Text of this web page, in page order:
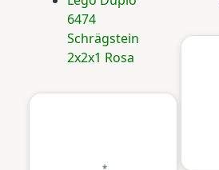
6474
Schrägstein
2x2x1 Rosa